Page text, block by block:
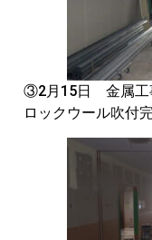
③2月15日 金属工
ロックウール吹付